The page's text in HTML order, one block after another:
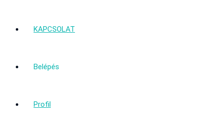
KAPCSOLAT
Belépés
Profil